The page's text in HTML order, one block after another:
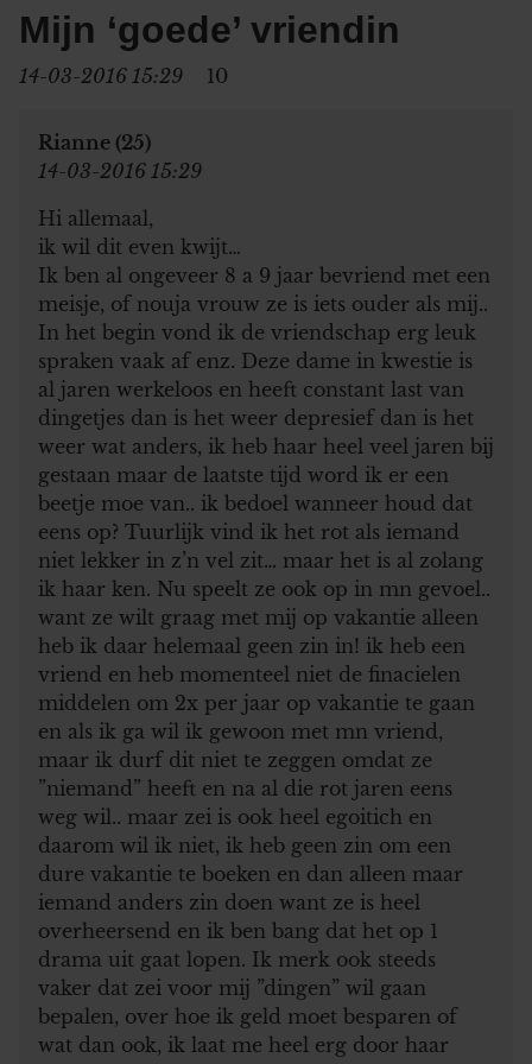
Mijn ‘goede’ vriendin
14-03-2016 15:29 10
Rianne (25)
14-03-2016 15:29
Hi allemaal,
ik wil dit even kwijt…
Ik ben al ongeveer 8 a 9 jaar bevriend met een
meisje, of nouja vrouw ze is iets ouder als mij..
In het begin vond ik de vriendschap erg leuk
spraken vaak af enz. Deze dame in kwestie is
al jaren werkeloos en heeft constant last van
dingetjes dan is het weer depresief dan is het
weer wat anders, ik heb haar heel veel jaren bij
gestaan maar de laatste tijd word ik er een
beetje moe van.. ik bedoel wanneer houd dat
eens op? Tuurlijk vind ik het rot als iemand
niet lekker in z’n vel zit… maar het is al zolang
ik haar ken. Nu speelt ze ook op in mn gevoel..
want ze wilt graag met mij op vakantie alleen
heb ik daar helemaal geen zin in! ik heb een
vriend en heb momenteel niet de finacielen
middelen om 2x per jaar op vakantie te gaan
en als ik ga wil ik gewoon met mn vriend,
maar ik durf dit niet te zeggen omdat ze
”niemand” heeft en na al die rot jaren eens
weg wil.. maar zei is ook heel egoitich en
daarom wil ik niet, ik heb geen zin om een
dure vakantie te boeken en dan alleen maar
iemand anders zin doen want ze is heel
overheersend en ik ben bang dat het op 1
drama uit gaat lopen. Ik merk ook steeds
vaker dat zei voor mij ”dingen” wil gaan
bepalen, over hoe ik geld moet besparen of
wat dan ook, ik laat me heel erg door haar